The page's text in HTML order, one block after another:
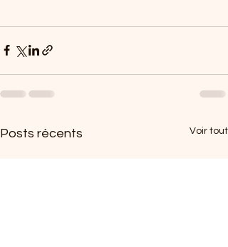
Posts récents Voir tout